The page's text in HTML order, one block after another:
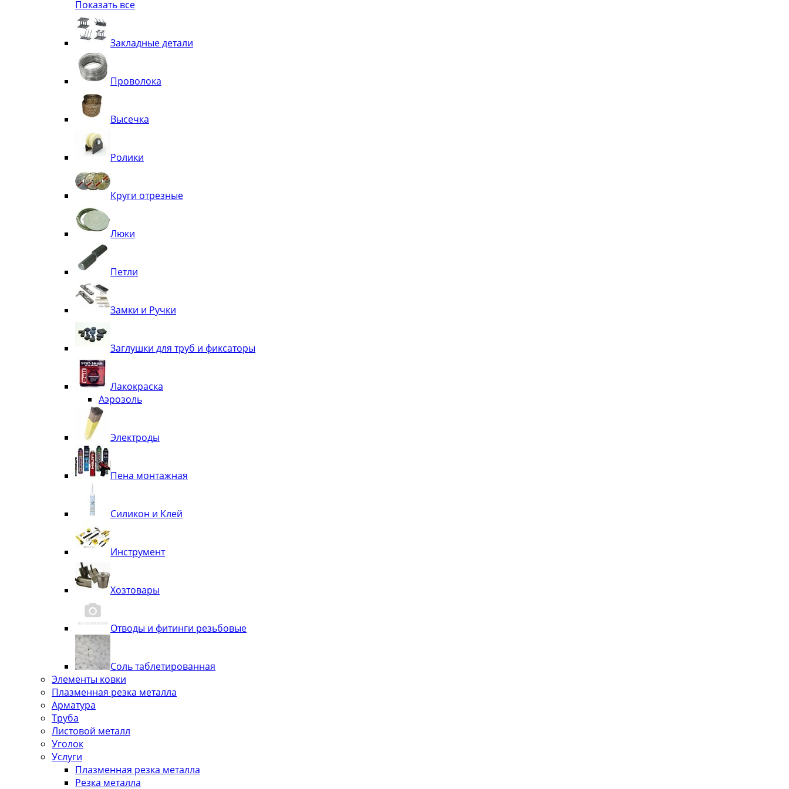
Квадрат
Труба декоративная
Элементы орнамента из квадрата, трубы
Узоры
Лавки
Показать все
Закладные детали
Проволока
Высечка
Ролики
Круги отрезные
Люки
Петли
Замки и Ручки
Заглушки для труб и фиксаторы
Лакокраска
Аэрозоль
Электроды
Пена монтажная
Силикон и Клей
Инструмент
Хозтовары
Отводы и фитинги резьбовые
Соль таблетированная
Элементы ковки
Плазменная резка металла
Арматура
Труба
Листовой металл
Уголок
Услуги
Плазменная резка металла
Резка металла